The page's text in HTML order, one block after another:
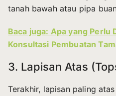
tanah bawah atau pipa
Baca juga: Apa yang Perlu
Konsultasi Pembuatan
3. Lapisan Atas
Terakhir, lapisan paling